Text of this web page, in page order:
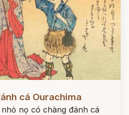
cá Ourachima
nọ có chàng đánh cá